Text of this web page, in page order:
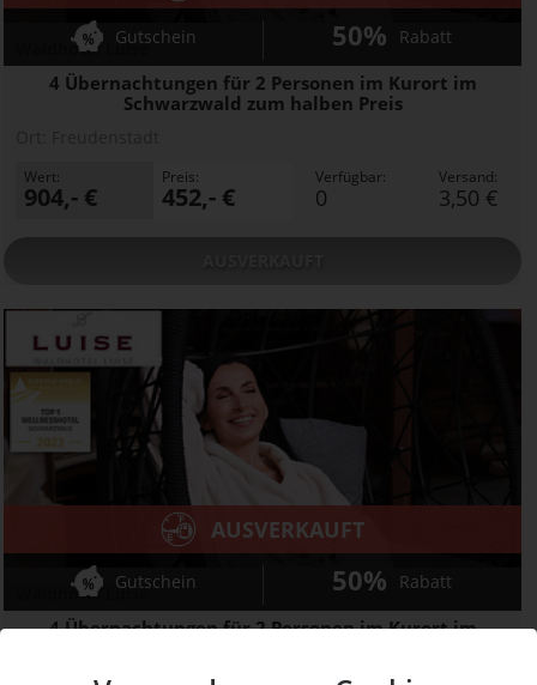
Waldhotel Luise
4 Übernachtungen für 2 Personen im Kurort im
Schwarzwald zum halben Preis
Gutschein 50% Rabatt
Wert:
904,- €
Preis:
452,- €
Verfügbar:
0
Versand:
3,50 €
Waldhotel Luise
4 Übernachtungen für 2 Personen im Kurort im
AUSVERKAUFT
Gutschein 50% Rabatt